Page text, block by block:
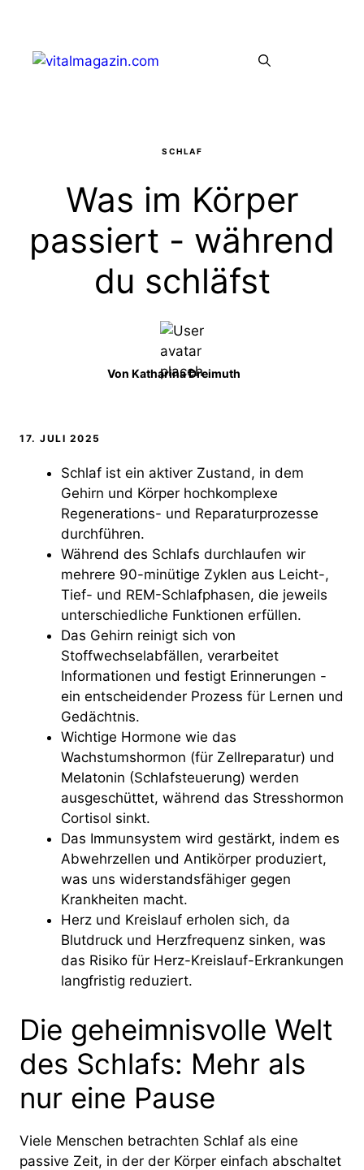
Inhalt
springen
SCHLAF
Was im Körper
passiert - während
du schläfst
Von Katharina Dreimuth
17. JULI 2025
Schlaf ist ein aktiver Zustand, in dem
Gehirn und Körper hochkomplexe
Regenerations- und Reparaturprozesse
durchführen.
Während des Schlafs durchlaufen wir
mehrere 90-minütige Zyklen aus Leicht-,
Tief- und REM-Schlafphasen, die jeweils
unterschiedliche Funktionen erfüllen.
Das Gehirn reinigt sich von
Stoffwechselabfällen, verarbeitet
Informationen und festigt Erinnerungen -
ein entscheidender Prozess für Lernen und
Gedächtnis.
Wichtige Hormone wie das
Wachstumshormon (für Zellreparatur) und
Melatonin (Schlafsteuerung) werden
ausgeschüttet, während das Stresshormon
Cortisol sinkt.
Das Immunsystem wird gestärkt, indem es
Abwehrzellen und Antikörper produziert,
was uns widerstandsfähiger gegen
Krankheiten macht.
Herz und Kreislauf erholen sich, da
Blutdruck und Herzfrequenz sinken, was
das Risiko für Herz-Kreislauf-Erkrankungen
langfristig reduziert.
Die geheimnisvolle Welt
des Schlafs: Mehr als
nur eine Pause
Viele Menschen betrachten Schlaf als eine
passive Zeit, in der der Körper einfach abschaltet